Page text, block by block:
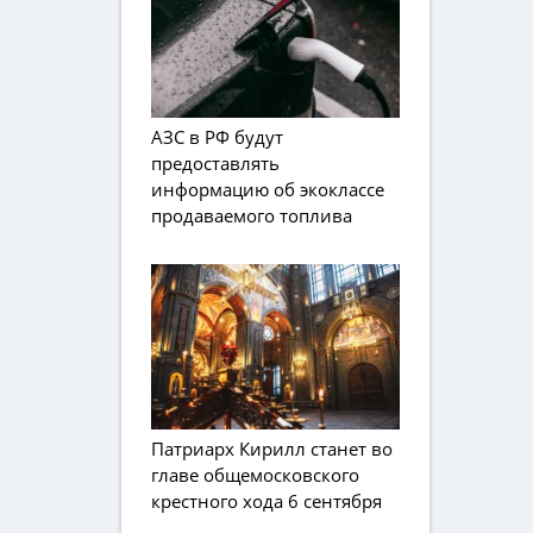
АЗС в РФ будут
предоставлять
информацию об экоклассе
продаваемого топлива
Патриарх Кирилл станет во
главе общемосковского
крестного хода 6 сентября